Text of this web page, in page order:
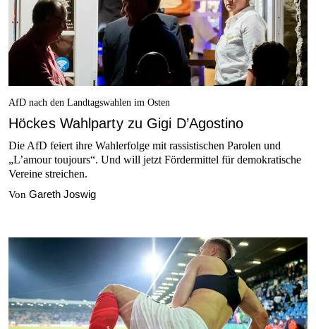
AfD nach den Landtagswahlen im Osten
Höckes Wahlparty zu Gigi D’Agostino
Die AfD feiert ihre Wahlerfolge mit rassistischen Parolen und
„L’amour toujours“. Und will jetzt Fördermittel für demokratische
Vereine streichen.
Von Gareth Joswig